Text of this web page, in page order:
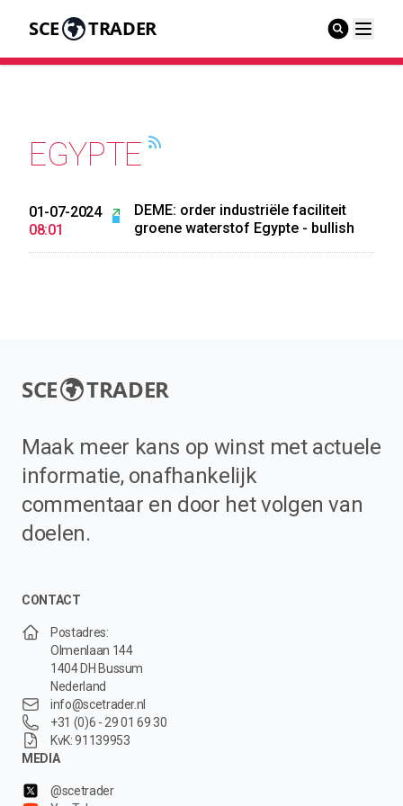
SCE TRADER
EGYPTE
01-07-2024
08:01
DEME: order industriële faciliteit
groene waterstof Egypte - bullish
SCE TRADER
Maak meer kans op winst met actuele
informatie, onafhankelijk
commentaar en door het volgen van
doelen.
CONTACT
Postadres:
Olmenlaan 144
1404 DH Bussum
Nederland
info@scetrader.nl
+31 (0)6 - 29 01 69 30
KvK: 91139953
MEDIA
@scetrader